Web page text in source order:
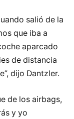
salió de la
que iba a
aparcado
de distancia
dijo Dantzler.
de los airbags,
y yo